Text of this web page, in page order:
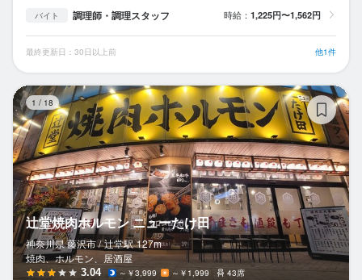
バイト 調理師・調理スタッフ 時給： 1,225円〜1,562円
最終更新日：30日以上前 他1件
1 / 18
辻堂焼肉ホルモン ニューたけ田
神奈川県 藤沢市 / 辻堂駅 127m
焼肉、ホルモン、居酒屋
3.04 ～￥3,999 ～￥1,999 43席